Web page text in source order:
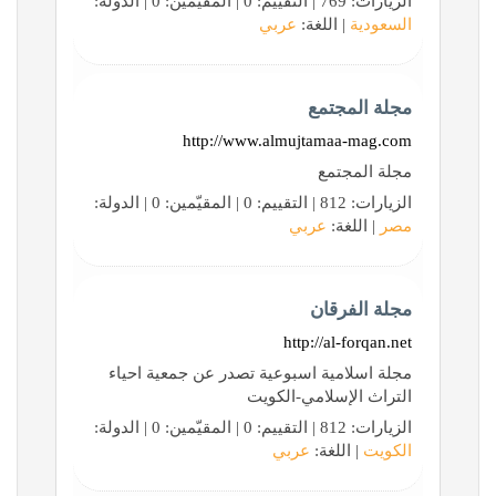
السعودية | اللغة: عربي
مجلة المجتمع
http://www.almujtamaa-mag.com
مجلة المجتمع
الزيارات: 812 | التقييم: 0 | المقيّمين: 0 | الدولة:
مصر | اللغة: عربي
مجلة الفرقان
http://al-forqan.net
مجلة اسلامية اسبوعية تصدر عن جمعية احياء
التراث الإسلامي-الكويت
الزيارات: 812 | التقييم: 0 | المقيّمين: 0 | الدولة:
الكويت | اللغة: عربي